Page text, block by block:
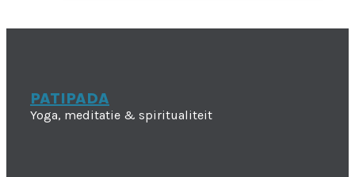
PATIPADA
Yoga, meditatie & spiritualiteit